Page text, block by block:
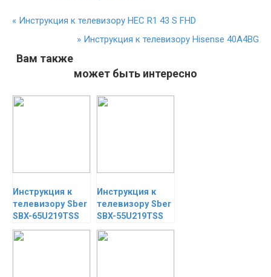
« Инструкция к телевизору HEC R1 43 S FHD
» Инструкция к телевизору Hisense 40A4BG
Вам также
может быть интересно
Инструкция к
телевизору Sber
SBX-65U219TSS
Инструкция к
телевизору Sber
SBX-55U219TSS